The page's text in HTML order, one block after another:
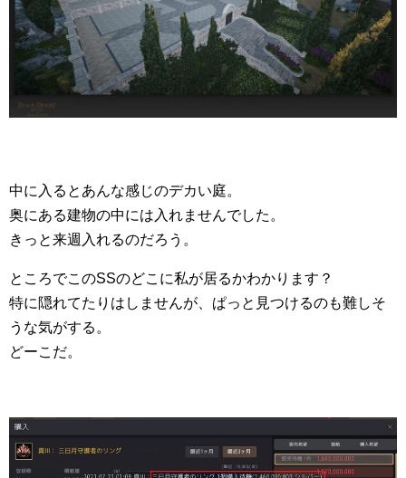
中に入るとあんな感じのデカい庭。
奥にある建物の中には入れませんでした。
きっと来週入れるのだろう。
ところでこのSSのどこに私が居るかわかります？
特に隠れてたりはしませんが、ぱっと見つけるのも難しそ
うな気がする。
どーこだ。